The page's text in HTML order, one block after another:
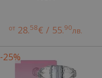
от 28.58€ / 55.90лв.
-25%